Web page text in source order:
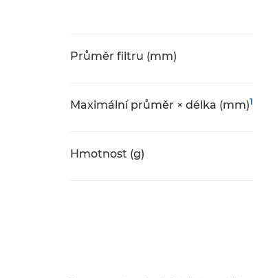
Průměr filtru (mm)
Maximální průměr × délka (mm)1
Hmotnost (g)